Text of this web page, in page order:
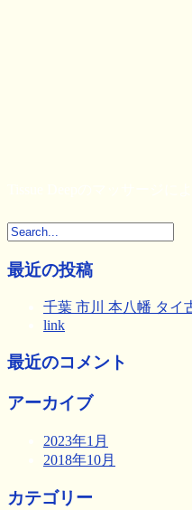
最近の投稿
千葉 市川 本八幡 タイ
link
最近のコメント
アーカイブ
2023年1月
2018年10月
カテゴリー